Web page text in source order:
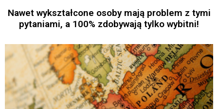
Nawet wykształcone osoby mają problem z tymi
pytaniami, a 100% zdobywają tylko wybitni!